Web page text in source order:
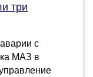
три
с
МАЗ в